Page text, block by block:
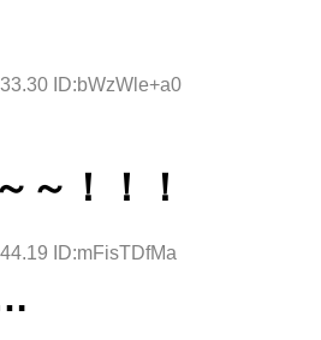
ID:bWzWle+a0
～！！！
ID:mFisTDfMa